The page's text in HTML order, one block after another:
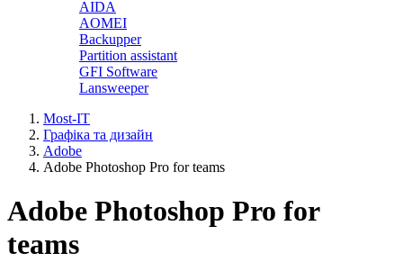
AIDA
AOMEI
Backupper
Partition assistant
GFI Software
Lansweeper
Most-IT
Графіка та дизайн
Adobe
Adobe Photoshop Pro for teams
Adobe Photoshop Pro for
teams